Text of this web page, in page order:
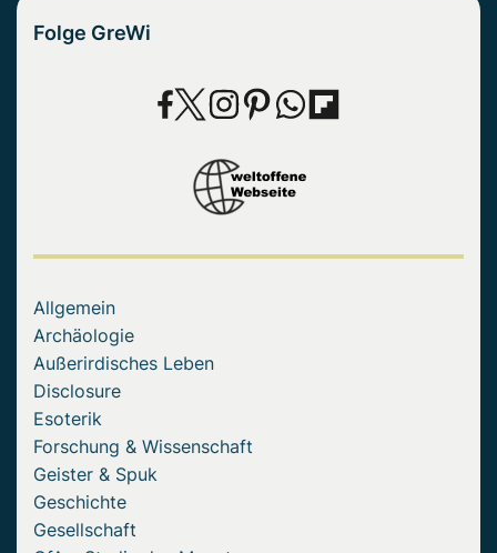
Folge GreWi
Allgemein
Archäologie
Außerirdisches Leben
Disclosure
Esoterik
Forschung & Wissenschaft
Geister & Spuk
Geschichte
Gesellschaft